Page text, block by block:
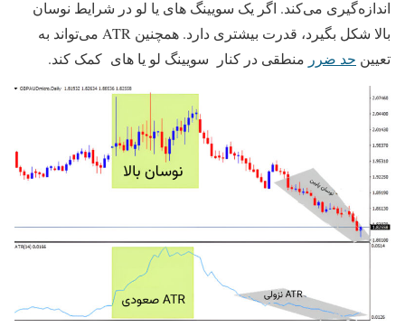
اندازه‌گیری می‌کند. اگر یک سویینگ های یا لو در شرایط نوسان
بالا شکل بگیرد، قدرت بیشتری دارد. همچنین ATR می‌تواند به
تعیین حد ضرر منطقی در کنار سویینگ لو یا های کمک کند.